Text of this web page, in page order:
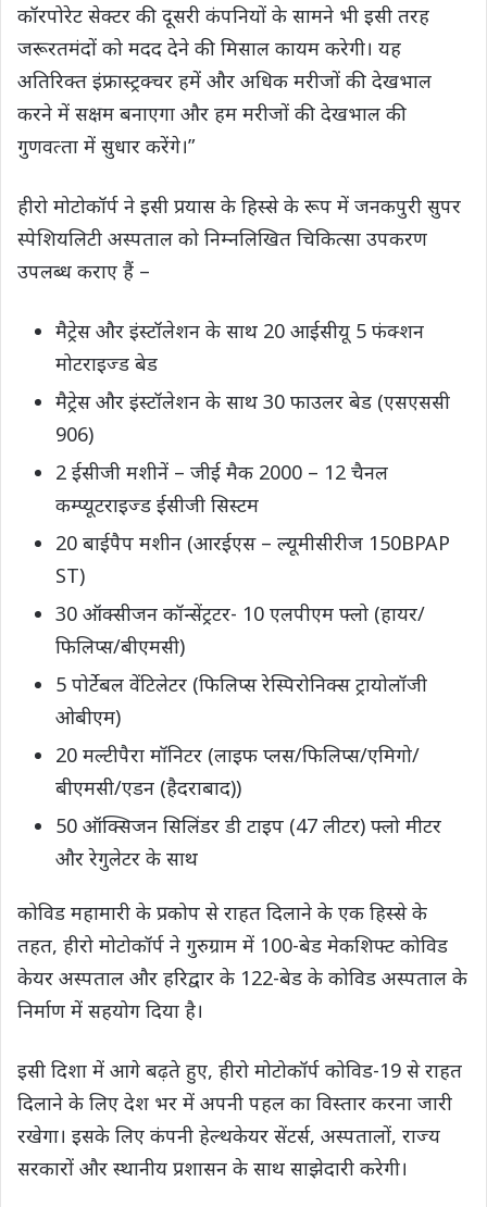
कॉरपोरेट सेक्टर की दूसरी कंपनियों के सामने भी इसी तरह
जरूरतमंदों को मदद देने की मिसाल कायम करेगी। यह
अतिरिक्त इंफ्रास्‍ट्रक्‍चर हमें और अधिक मरीजों की देखभाल
करने में सक्षम बनाएगा और हम मरीजों की देखभाल की
गुणवत्‍ता में सुधार करेंगे।”
हीरो मोटोकॉर्प ने इसी प्रयास के हिस्से के रूप में जनकपुरी सुपर
स्पेशियलिटी अस्पताल को निम्नलिखित चिकित्सा उपकरण
उपलब्ध कराए हैं –
मैट्रेस और इंस्‍टॉलेशन के साथ 20 आईसीयू 5 फंक्शन
मोटराइज्ड बेड
मैट्रेस और इंस्‍टॉलेशन के साथ 30 फाउलर बेड (एसएससी
906)
2 ईसीजी मशीनें – जीई मैक 2000 – 12 चैनल
कम्प्यूटराइज्ड ईसीजी सिस्टम
20 बाईपैप मशीन (आरईएस – ल्यूमीसीरीज 150BPAP
ST)
30 ऑक्सीजन कॉन्सेंट्रटर- 10 एलपीएम फ्लो (हायर/
फिलिप्स/बीएमसी)
5 पोर्टेबल वेंटिलेटर (फिलिप्स रेस्पिरोनिक्स ट्रायोलॉजी
ओबीएम)
20 मल्टीपैरा मॉनिटर (लाइफ प्लस/फिलिप्स/एमिगो/
बीएमसी/एडन (हैदराबाद))
50 ऑक्सिजन सिलिंडर डी टाइप (47 लीटर) फ्लो मीटर
और रेगुलेटर के साथ
कोविड महामारी के प्रकोप से राहत दिलाने के एक हिस्से के
तहत, हीरो मोटोकॉर्प ने गुरुग्राम में 100-बेड मेकशिफ्ट कोविड
केयर अस्पताल और हरिद्वार के 122-बेड के कोविड अस्पताल के
निर्माण में सहयोग दिया है।
इसी दिशा में आगे बढ़ते हुए, हीरो मोटोकॉर्प कोविड-19 से राहत
दिलाने के लिए देश भर में अपनी पहल का विस्तार करना जारी
रखेगा। इसके लिए कंपनी हेल्‍थकेयर सेंटर्स, अस्पतालों, राज्य
सरकारों और स्थानीय प्रशासन के साथ साझेदारी करेगी।